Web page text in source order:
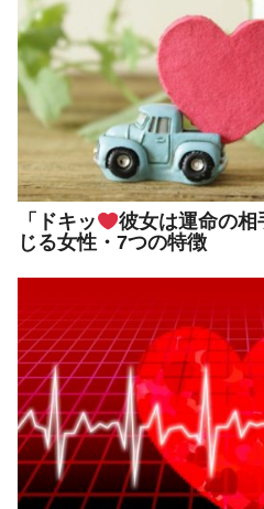
「ドキッ
彼女は運命の
じる女性・7つの特徴